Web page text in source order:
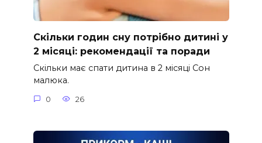
Скільки годин сну потрібно дитині у
2 місяці: рекомендації та поради
Скільки має спати дитина в 2 місяці Сон
малюка.
0 26